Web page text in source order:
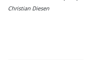
Christian Diesen